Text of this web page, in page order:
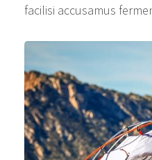
facilisi accusamus